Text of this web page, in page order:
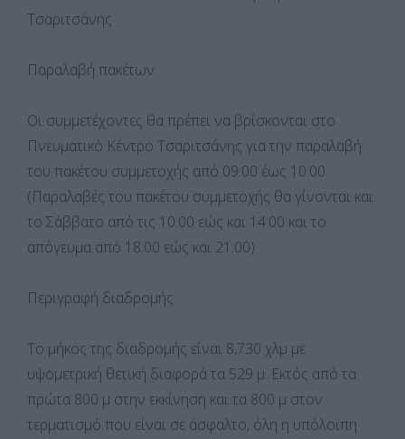
Τσαριτσάνης
Παραλαβή πακέτων
Οι συμμετέχοντες θα πρέπει να βρίσκονται στο
Πνευματικό Κέντρο Τσαριτσάνης για την παραλαβή
του πακέτου συμμετοχής από 09:00 έως 10:00.
(Παραλαβές του πακέτου συμμετοχής θα γίνονται και
το Σάββατο από τις 10:00 εώς και 14:00 και το
απόγευμα από 18:00 εώς και 21:00)
Περιγραφή διαδρομής
Το μήκος της διαδρομής είναι 8,730 χλμ με
υψομετρική θετική διαφορά τα 529 μ. Εκτός από τα
πρώτα 800 μ στην εκκίνηση και τα 800 μ στον
τερματισμό που είναι σε άσφαλτο, όλη η υπόλοιπη